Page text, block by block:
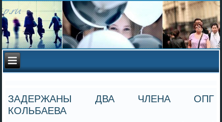
ЗАДЕРЖАНЫ ДВА ЧЛЕНА ОПГ
КОЛЬБАЕВА